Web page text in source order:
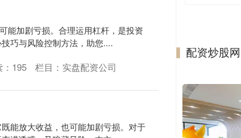
能加剧亏损。合理运用杠杆，是投资
巧与风险控制方法，助您....
195 栏目： 实盘配资公司
能放大收益，也可能加剧亏损。对于
配资炒股网